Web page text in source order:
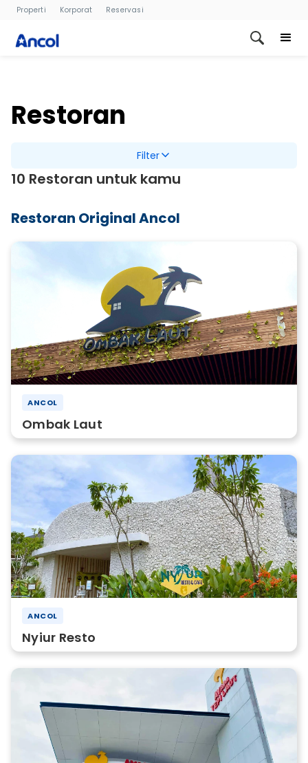
Properti Korporat Reservasi
Restoran
Filter
10 Restoran untuk kamu
Restoran Original Ancol
ANCOL
Ombak Laut
ANCOL
Nyiur Resto